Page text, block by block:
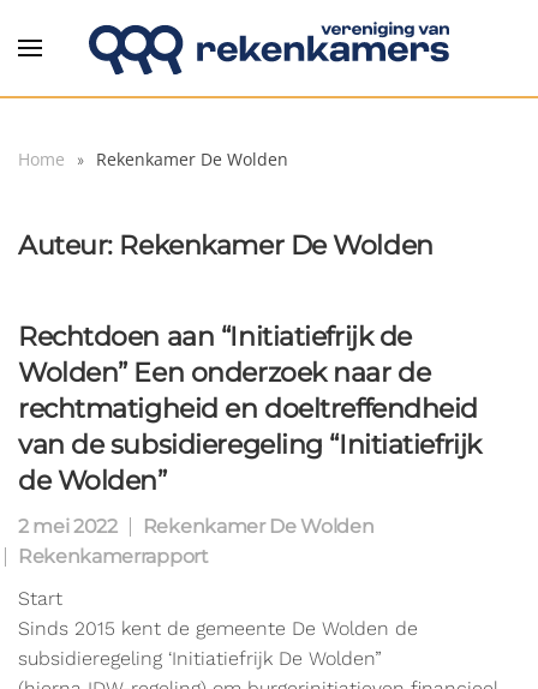
Overslaan en naar de inhoud gaan
Home Rekenkamer De Wolden
Auteur: Rekenkamer De Wolden
Rechtdoen aan “Initiatiefrijk de
Wolden” Een onderzoek naar de
rechtmatigheid en doeltreffendheid
van de subsidieregeling “Initiatiefrijk
de Wolden”
2 mei 2022
Rekenkamer De Wolden
Rekenkamerrapport
Start
Sinds 2015 kent de gemeente De Wolden de
subsidieregeling ‘Initiatiefrijk De Wolden”